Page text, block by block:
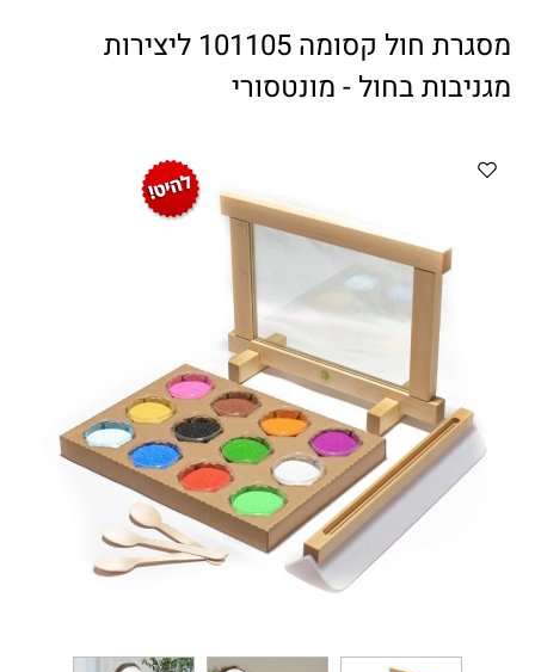
ווטצאפ (הודעות בלבד ):
052-8059900
מענה טלפוני:
04-8411075
בין השעות 9:00-17:00
"צור קשר"באתר
citysport1@013.net
citysport2@013.net
מסגרת חול קסומה 101105 ליצירות
מגניבות בחול - מונטסורי